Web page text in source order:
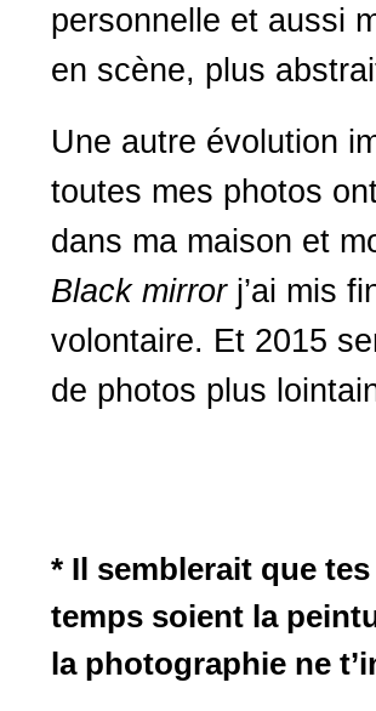
personnelle et aussi
en scène, plus
Une autre évolution
toutes mes photos
dans ma maison et
Black mirrorj’ai mis
volontaire. Et 2015
de photos plus
* Il semblerait que
temps soient la
la photographie ne